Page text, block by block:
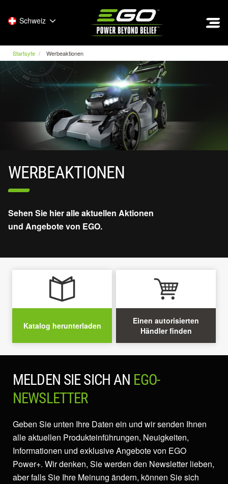
Schweiz
Startsyte Werbeaktionen
WERBEAKTIONEN
Sehen Sie hier alle aktuellen Aktionen
und Angebote von EGO.
Katalog herunterladen
Einen autorisierten
Händler finden
MELDEN SIE SICH AN EGO-
NEWSLETTER
Geben Sie unten Ihre Daten ein und wir senden Ihnen
alle aktuellen Produkteinführungen, Neuigkeiten,
Informationen und exklusive Angebote von EGO
Power+. Wir denken, Sie werden den Newsletter lieben,
aber falls Sie Ihre Meinung ändern, können Sie sich